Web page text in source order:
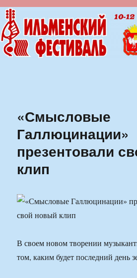
Ильменский
«Смысловые
Галлюцинации»
презентовали
клип
В своем новом творении
том, каким будет последний день